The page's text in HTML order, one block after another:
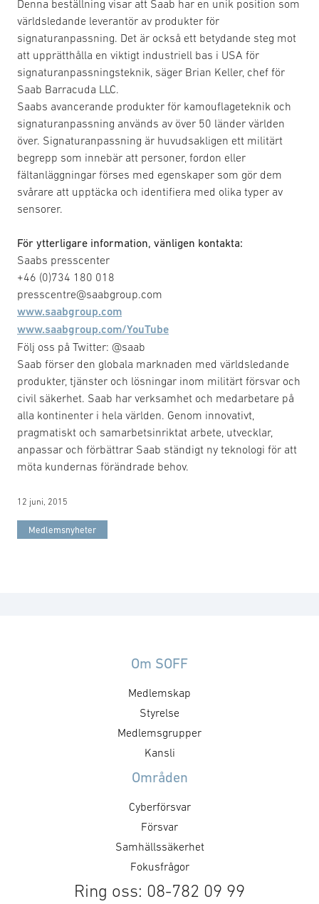
Denna beställning visar att Saab har en unik position som
världsledande leverantör av produkter för
signaturanpassning. Det är också ett betydande steg mot
att upprätthålla en viktigt industriell bas i USA för
signaturanpassningsteknik, säger Brian Keller, chef för
Saab Barracuda LLC.
Saabs avancerande produkter för kamouflageteknik och
signaturanpassning används av över 50 länder världen
över. Signaturanpassning är huvudsakligen ett militärt
begrepp som innebär att personer, fordon eller
fältanläggningar förses med egenskaper som gör dem
svårare att upptäcka och identifiera med olika typer av
sensorer.
För ytterligare information, vänligen kontakta:
Saabs presscenter
+46 (0)734 180 018
presscentre@saabgroup.com
www.saabgroup.com
www.saabgroup.com/YouTube
Följ oss på Twitter: @saab
Saab förser den globala marknaden med världsledande
produkter, tjänster och lösningar inom militärt försvar och
civil säkerhet. Saab har verksamhet och medarbetare på
alla kontinenter i hela världen. Genom innovativt,
pragmatiskt och samarbetsinriktat arbete, utvecklar,
anpassar och förbättrar Saab ständigt ny teknologi för att
möta kundernas förändrade behov.
12 juni, 2015
Medlemsnyheter
Om SOFF
Medlemskap
Styrelse
Medlemsgrupper
Kansli
Områden
Cyberförsvar
Försvar
Samhällssäkerhet
Fokusfrågor
Ring oss: 08-782 09 99